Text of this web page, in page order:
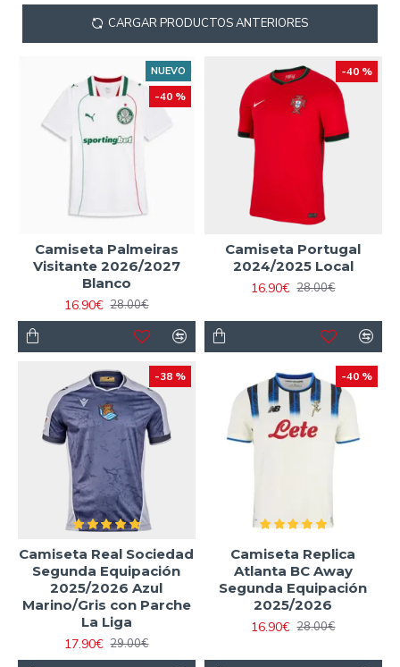
CARGAR PRODUCTOS ANTERIORES
NUEVO
-40 %
Camiseta Palmeiras
Visitante 2026/2027
Blanco
16.90€ 28.00€
-40 %
Camiseta Portugal
2024/2025 Local
16.90€ 28.00€
-38 %
Camiseta Real Sociedad
Segunda Equipación
2025/2026 Azul
Marino/Gris con Parche
La Liga
17.90€ 29.00€
-40 %
Camiseta Replica
Atlanta BC Away
Segunda Equipación
2025/2026
16.90€ 28.00€